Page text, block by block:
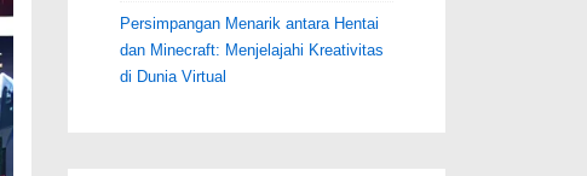
Persimpangan Menarik antara Hentai
dan Minecraft: Menjelajahi Kreativitas
di Dunia Virtual